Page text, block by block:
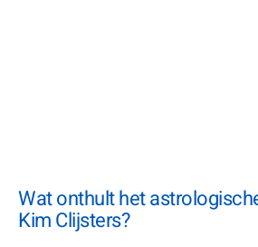
Wat onthult het
Kim Clijsters?